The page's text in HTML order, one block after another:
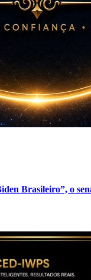
Brasileiro”, o